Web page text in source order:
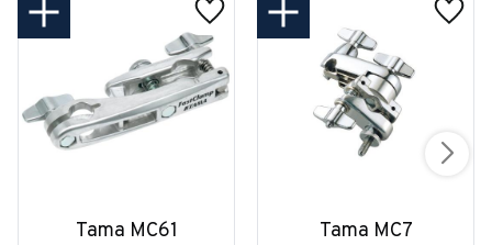
Tama MC61 Tama MC7